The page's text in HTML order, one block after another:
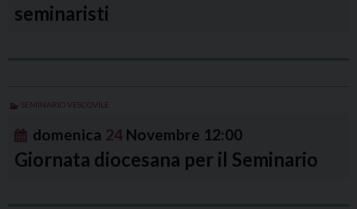
seminaristi
SEMINARIO VESCOVILE
domenica 24 Novembre 12:00
Giornata diocesana per il Seminario